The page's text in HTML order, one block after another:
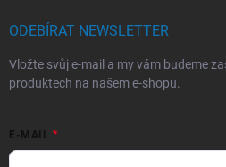
ODEBÍRAT NEWSLETTER
Vložte svůj e-mail a my vám budeme
produktech na našem e-shopu.
E-MAIL